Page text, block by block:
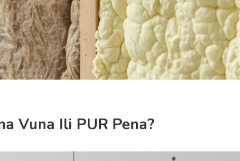
Vuna Ili PUR Pena?